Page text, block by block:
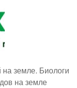
земле. Биологи
на земле